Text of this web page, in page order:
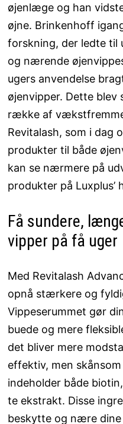
øjenlæge og han
øjne. Brinkenhoff
forskning, der ledte til
og nærende
ugers anvendelse
øjenvipper. Dette
række af
Revitalash, som i dag
produkter til både
kan se nærmere på
produkter på Luxplus’
Få sundere,
vipper på få uger
Med Revitalash
opnå stærkere og
Vippeserummet gør
buede og mere
det bliver mere
effektiv, men
indeholder både
te ekstrakt. Disse
beskytte og nære